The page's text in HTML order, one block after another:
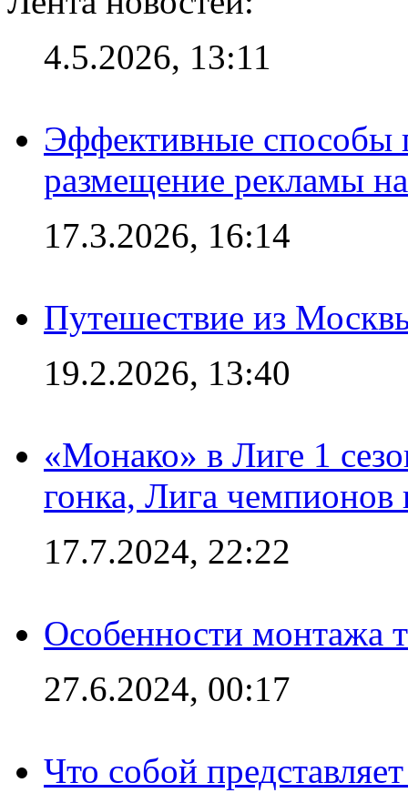
4.5.2026, 13:11
Эффективные способы
размещение рекламы
17.3.2026, 16:14
Путешествие из
19.2.2026, 13:40
«Монако» в Лиге 1
гонка, Лига чемпионов
17.7.2024, 22:22
Особенности монтажа
27.6.2024, 00:17
Что собой